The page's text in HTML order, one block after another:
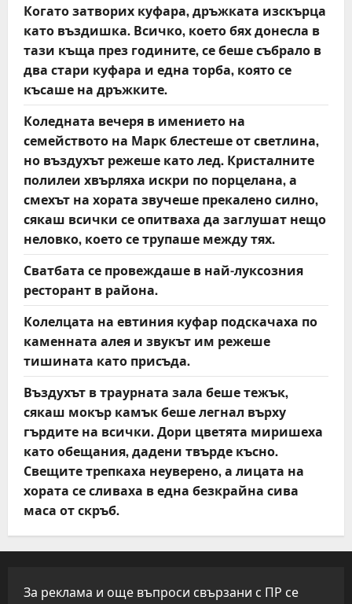
Когато затворих куфара, дръжката изскърца
като въздишка. Всичко, което бях донесла в
тази къща през годините, се беше събрало в
два стари куфара и една торба, която се
късаше на дръжките.
Коледната вечеря в имението на
семейството на Марк блестеше от светлина,
но въздухът режеше като лед. Кристалните
полилеи хвърляха искри по порцелана, а
смехът на хората звучеше прекалено силно,
сякаш всички се опитваха да заглушат нещо
неловко, което се трупаше между тях.
Сватбата се провеждаше в най-луксозния
ресторант в района.
Колелцата на евтиния куфар подскачаха по
каменната алея и звукът им режеше
тишината като присъда.
Въздухът в траурната зала беше тежък,
сякаш мокър камък беше легнал върху
гърдите на всички. Дори цветята миришеха
като обещания, дадени твърде късно.
Свещите трепкаха неуверено, а лицата на
хората се сливаха в една безкрайна сива
маса от скръб.
За реклама и още въпроси свързани с ПР се